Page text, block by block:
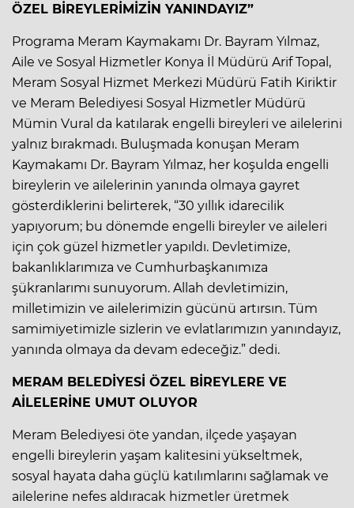
ÖZEL BİREYLERİMİZİN YANINDAYIZ”
Programa Meram Kaymakamı Dr. Bayram Yılmaz,
Aile ve Sosyal Hizmetler Konya İl Müdürü Arif Topal,
Meram Sosyal Hizmet Merkezi Müdürü Fatih Kiriktir
ve Meram Belediyesi Sosyal Hizmetler Müdürü
Mümin Vural da katılarak engelli bireyleri ve ailelerini
yalnız bırakmadı. Buluşmada konuşan Meram
Kaymakamı Dr. Bayram Yılmaz, her koşulda engelli
bireylerin ve ailelerinin yanında olmaya gayret
gösterdiklerini belirterek, “30 yıllık idarecilik
yapıyorum; bu dönemde engelli bireyler ve aileleri
için çok güzel hizmetler yapıldı. Devletimize,
bakanlıklarımıza ve Cumhurbaşkanımıza
şükranlarımı sunuyorum. Allah devletimizin,
milletimizin ve ailelerimizin gücünü artırsın. Tüm
samimiyetimizle sizlerin ve evlatlarımızın yanındayız,
yanında olmaya da devam edeceğiz.” dedi.
MERAM BELEDİYESİ ÖZEL BİREYLERE VE
AİLELERİNE UMUT OLUYOR
Meram Belediyesi öte yandan, ilçede yaşayan
engelli bireylerin yaşam kalitesini yükseltmek,
sosyal hayata daha güçlü katılımlarını sağlamak ve
ailelerine nefes aldıracak hizmetler üretmek